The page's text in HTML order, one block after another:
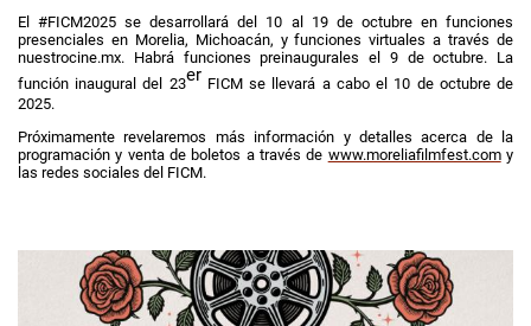
El #FICM2025 se desarrollará del 10 al 19 de octubre en funciones
presenciales en Morelia, Michoacán, y funciones virtuales a través de
nuestrocine.mx. Habrá funciones preinaugurales el 9 de octubre. La
función inaugural del 23er FICM se llevará a cabo el 10 de octubre de
2025.
Próximamente revelaremos más información y detalles acerca de la
programación y venta de boletos a través de www.moreliafilmfest.comy
las redes sociales del FICM.